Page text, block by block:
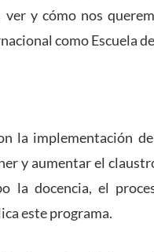
y cómo nos
como Escuela
la implementación
y aumentar el
la docencia, el
este programa.